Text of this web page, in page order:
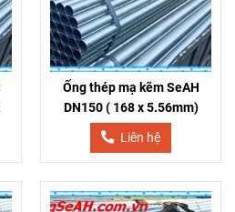
Ống thép mạ kẽm SeAH
DN150 ( 168 x 5.56mm)
Liên hệ